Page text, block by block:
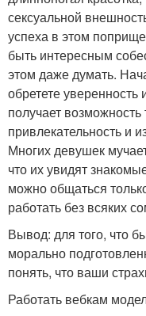
сексуальной
успеха в этом
быть интересным
этом даже думать.
обретете
получает
привлекательность и
Многих девушек
что их увидят
можно общаться
работать без всяких
Вывод: для того, что
морально
понять, что ваши
Работать вебкам